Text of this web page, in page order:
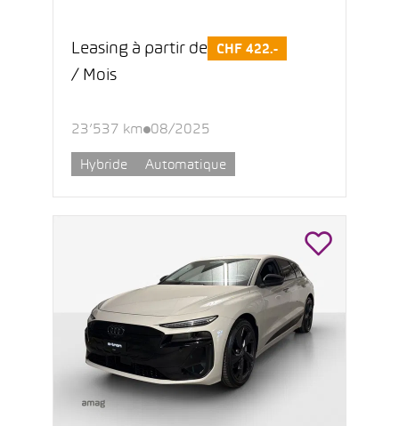
Leasing à partir de CHF 422.-
/ Mois
23’537 km 08/2025
Hybride Automatique